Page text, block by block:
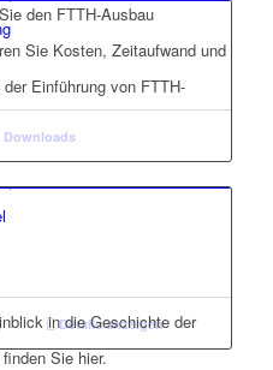
den FTTH-Ausbau
Sie Kosten, Zeitaufwand und
Einführung von FTTH-
in die Geschichte der
Sie hier.
Downloads
Details anzeigen